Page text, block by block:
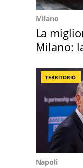
Milano
La
Milano:
TERRITORIO
Napoli